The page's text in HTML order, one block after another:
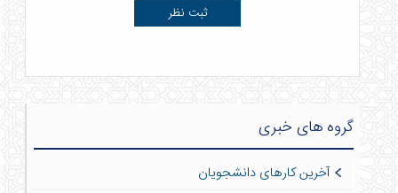
گروه های خبری
آخرین کارهای دانشجویان